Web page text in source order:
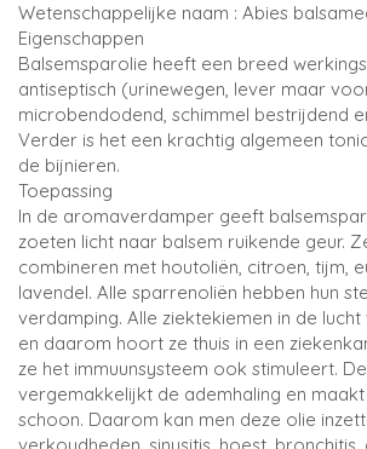
Wetenschappelijke naam : Abies
Eigenschappen
Balsemsparolie heeft een breed
antiseptisch (urinewegen, lever maar
microbendodend, schimmel bestrijdend
Verder is het een krachtig algemeen
de bijnieren.
Toepassing
In de aromaverdamper geeft
zoeten licht naar balsem ruikende geur.
combineren met houtoliën, citroen, tijm,
lavendel. Alle sparrenoliën hebben hun
verdamping. Alle ziektekiemen in de
en daarom hoort ze thuis in een
ze het immuunsysteem ook stimuleert.
vergemakkelijkt de ademhaling en
schoon. Daarom kan men deze olie